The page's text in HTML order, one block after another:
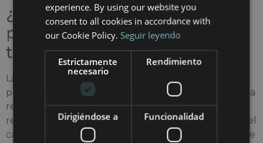
¿Cómo se controlará al
paciente después del
tratamiento?
La terapia CAR-T no termina con la infusión. Los
pacientes necesitan un seguimiento para controlar la
respuesta, los efectos secundarios, las infecciones, la
recuperación inmunitaria y las posibles recaídas. En el
caso de los pacientes internacionales, también puede
experience. By using our website you
consent to all cookies in accordance with
our Cookie Policy. Seguir leyendo
Estrictamente
necesario
Rendimiento
Dirigiéndose a Funcionalidad